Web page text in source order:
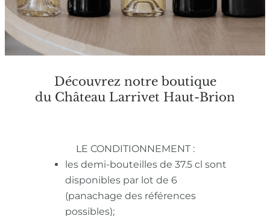
Découvrez notre boutique
du Château Larrivet Haut-Brion
LE CONDITIONNEMENT :
les demi-bouteilles de 37.5 cl sont
disponibles par lot de 6
(panachage des références
possibles);